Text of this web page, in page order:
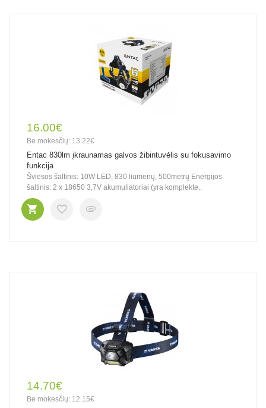
16.00€
Be mokesčių: 13.22€
Entac 830lm įkraunamas galvos žibintuvėlis su fokusavimo
funkcija
Šviesos šaltinis: 10W LED, 830 liumenų, 500metrų Energijos
šaltinis: 2 x 18650 3,7V akumuliatoriai (yra komplekte..
14.70€
Be mokesčių: 12.15€